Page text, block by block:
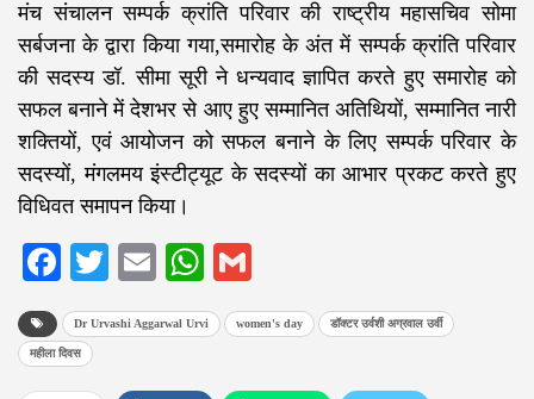
मंच संचालन सम्पर्क क्रांति परिवार की राष्ट्रीय महासचिव सोमा
सर्बजना के द्वारा किया गया,समारोह के अंत में सम्पर्क क्रांति परिवार
की सदस्य डॉ. सीमा सूरी ने धन्यवाद ज्ञापित करते हुए समारोह को
सफल बनाने में देशभर से आए हुए सम्मानित अतिथियों, सम्मानित नारी
शक्तियों, एवं आयोजन को सफल बनाने के लिए सम्पर्क परिवार के
सदस्यों, मंगलमय इंस्टीट्यूट के सदस्यों का आभार प्रकट करते हुए
विधिवत समापन किया।
Facebook
TwitterEmailWhatsApp
Dr Urvashi Aggarwal Urvi women's day डॉक्टर उर्वशी अग्रवाल उर्वी
महीला दिवस